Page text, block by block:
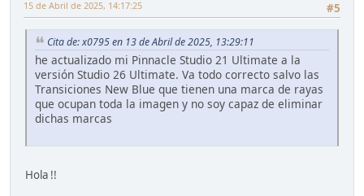
#5
15 de Abril de 2025, 14:17:25
Cita de: x0795 en 13 de Abril de 2025, 13:29:11
he actualizado mi Pinnacle Studio 21 Ultimate a la
versión Studio 26 Ultimate. Va todo correcto salvo las
Transiciones New Blue que tienen una marca de rayas
que ocupan toda la imagen y no soy capaz de eliminar
dichas marcas
Hola !!